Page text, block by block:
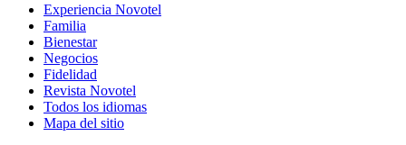
Experiencia Novotel
Familia
Bienestar
Negocios
Fidelidad
Revista Novotel
Todos los idiomas
Mapa del sitio